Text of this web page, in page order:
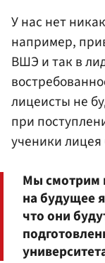
У нас нет
например,
ВШЭ и так в
лицеисты не
при
ученики лицея
Мы смотрим
на будущее
что они